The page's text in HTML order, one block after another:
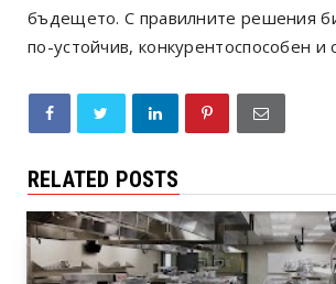
бъдещето. С правилните решения
по-устойчив, конкурентоспособен и
RELATED POSTS